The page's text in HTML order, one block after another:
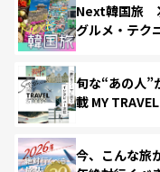
Next韓国旅
グルメ・テク
旬な“あの人”
載 MY
今、こんな旅